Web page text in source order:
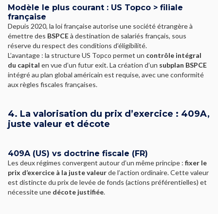
Modèle le plus courant : US Topco > filiale
française
Depuis 2020, la loi française autorise une société étrangère à
émettre des BSPCEà destination de salariés français, sous
réserve du respect des conditions d’éligibilité.
L’avantage : la structure US Topco permet un contrôle intégral
du capital en vue d’un futur exit. La création d’un subplan BSPCE
intégré au plan global américain est requise, avec une conformité
aux règles fiscales françaises.
4. La valorisation du prix d’exercice : 409A,
juste valeur et décote
409A (US) vs doctrine fiscale (FR)
Les deux régimes convergent autour d’un même principe : fixer le
prix d’exercice à la juste valeurde l’action ordinaire. Cette valeur
est distincte du prix de levée de fonds (actions préférentielles) et
nécessite une décote justifiée.